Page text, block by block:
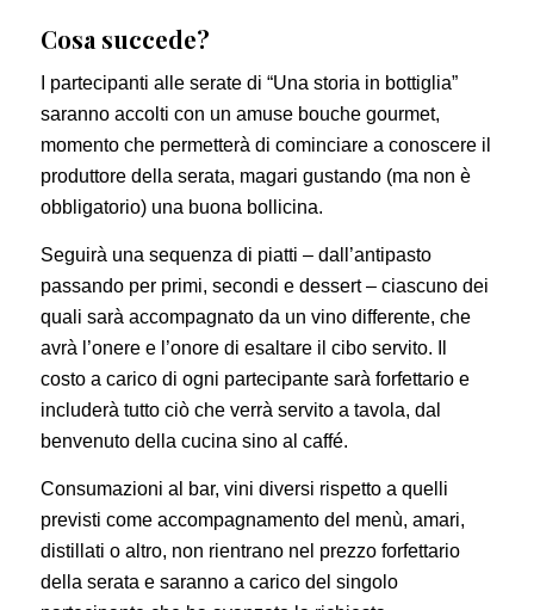
Cosa succede?
I partecipanti alle serate di “Una storia in bottiglia”
saranno accolti con un amuse bouche gourmet,
momento che permetterà di cominciare a conoscere il
produttore della serata, magari gustando (ma non è
obbligatorio) una buona bollicina.
Seguirà una sequenza di piatti – dall’antipasto
passando per primi, secondi e dessert – ciascuno dei
quali sarà accompagnato da un vino differente, che
avrà l’onere e l’onore di esaltare il cibo servito. Il
costo a carico di ogni partecipante sarà forfettario e
includerà tutto ciò che verrà servito a tavola, dal
benvenuto della cucina sino al caffé.
Consumazioni al bar, vini diversi rispetto a quelli
previsti come accompagnamento del menù, amari,
distillati o altro, non rientrano nel prezzo forfettario
della serata e saranno a carico del singolo